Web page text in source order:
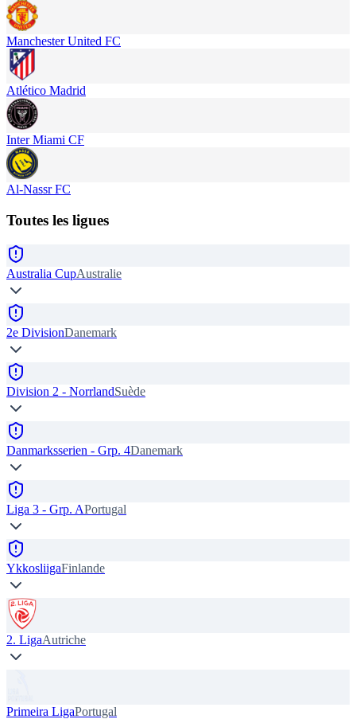
Manchester United FC
Atlético Madrid
Inter Miami CF
Al-Nassr FC
Toutes les ligues
Australia CupAustralie
2e DivisionDanemark
Division 2 - NorrlandSuède
Danmarksserien - Grp. 4Danemark
Liga 3 - Grp. APortugal
YkkosliigaFinlande
2. LigaAutriche
Primeira LigaPortugal